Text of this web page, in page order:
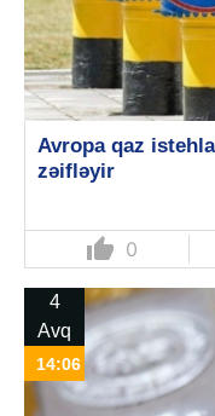
Avropa qaz
zəifləyir
thumb_up 0
4
Avq
14:06